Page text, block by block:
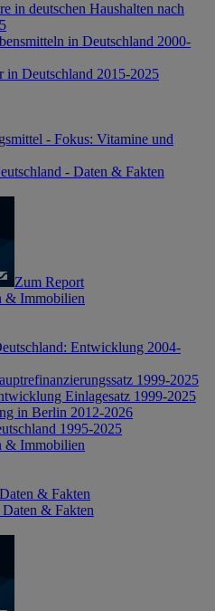
in deutschen Haushalten nach
in Deutschland 2000-
in Deutschland 2015-2025
- Fokus: Vitamine und
- Daten & Fakten
Zum Report
& Immobilien
Entwicklung 2004-
1999-2025
Einlagesatz 1999-2025
in Berlin 2012-2026
1995-2025
& Immobilien
& Fakten
& Fakten